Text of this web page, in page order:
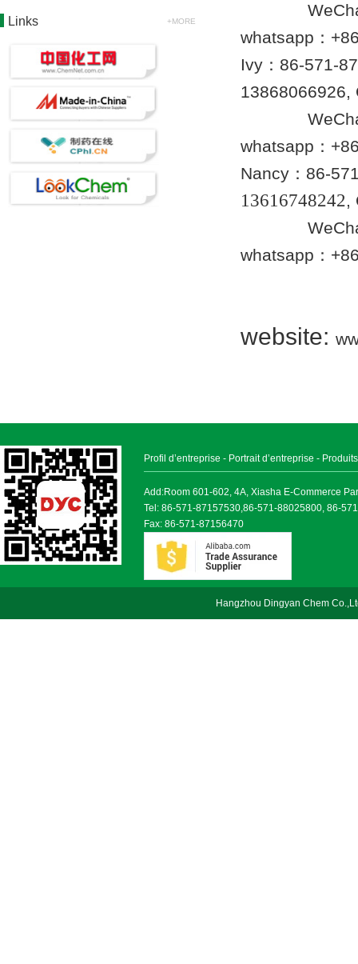
Links +MORE
WeChat：
whatsapp：
Ivy：86-571-
13868066926,
WeChat：
whatsapp：
Nancy：86-
13616748242,
whatsapp：
website:
Profil d’entreprise - Portrait d’entreprise - Produits
Add:Room 601-602, 4A, Xiasha E-Commerce
Tel: 86-571-87157530,86-571-88025800, 86-
Fax: 86-571-87156470
Hangzhou Dingyan Chem